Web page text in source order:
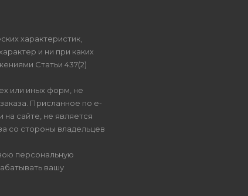
характеристик,
и ни при каких
Статьи 437(2)
или иных форм, не
Присланное по e-
сайте, не является
со стороны владельцев
персональную
вашу